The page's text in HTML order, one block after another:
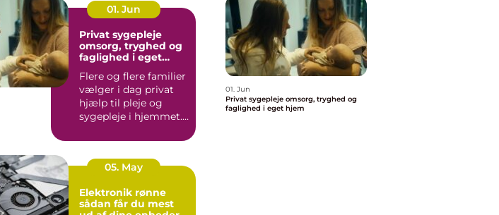
01. Jun
Privat sygepleje
omsorg, tryghed og
faglighed i eget
Flere og flere familier
vælger i dag privat
hjælp til pleje og
sygepleje i hjemmet.
05. May
Elektronik rønne
sådan får du mest
01. Jun
Privat sygepleje omsorg, tryghed og
faglighed i eget hjem